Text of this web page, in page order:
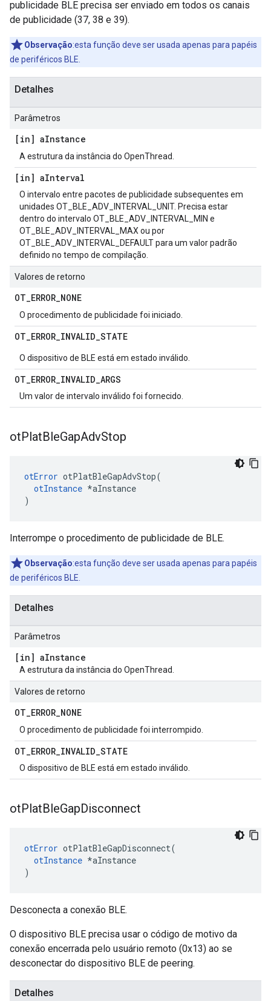
publicidade BLE precisa ser enviado em todos os canais
de publicidade (37, 38 e 39).
Observação:esta função deve ser usada apenas para papéis
de periféricos BLE.
Detalhes
Parâmetros
[in] aInstance
A estrutura da instância do OpenThread.
[in] aInterval
O intervalo entre pacotes de publicidade subsequentes em
unidades OT_BLE_ADV_INTERVAL_UNIT. Precisa estar
dentro do intervalo OT_BLE_ADV_INTERVAL_MIN e
OT_BLE_ADV_INTERVAL_MAX ou por
OT_BLE_ADV_INTERVAL_DEFAULT para um valor padrão
definido no tempo de compilação.
Valores de retorno
OT_ERROR_NONE
O procedimento de publicidade foi iniciado.
OT_ERROR_INVALID_STATE
O dispositivo de BLE está em estado inválido.
OT_ERROR_INVALID_ARGS
Um valor de intervalo inválido foi fornecido.
otPlatBleGapAdvStop
otError otPlatBleGapAdvStop(
otInstance *aInstance
)
Interrompe o procedimento de publicidade de BLE.
Observação:esta função deve ser usada apenas para papéis
de periféricos BLE.
Detalhes
Parâmetros
[in] aInstance
A estrutura da instância do OpenThread.
Valores de retorno
OT_ERROR_NONE
O procedimento de publicidade foi interrompido.
OT_ERROR_INVALID_STATE
O dispositivo de BLE está em estado inválido.
otPlatBleGapDisconnect
otError otPlatBleGapDisconnect(
otInstance *aInstance
)
Desconecta a conexão BLE.
O dispositivo BLE precisa usar o código de motivo da
conexão encerrada pelo usuário remoto (0x13) ao se
desconectar do dispositivo BLE de peering.
Detalhes